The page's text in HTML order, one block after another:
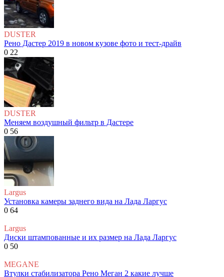
DUSTER
Рено Дастер 2019 в новом кузове фото и тест-драйв
0 22
DUSTER
Меняем воздушный фильтр в Дастере
0 56
Largus
Установка камеры заднего вида на Лада Ларгус
0 64
Largus
Диски штампованные и их размер на Лада Ларгус
0 50
MEGANE
Втулки стабилизатора Рено Меган 2 какие лучше